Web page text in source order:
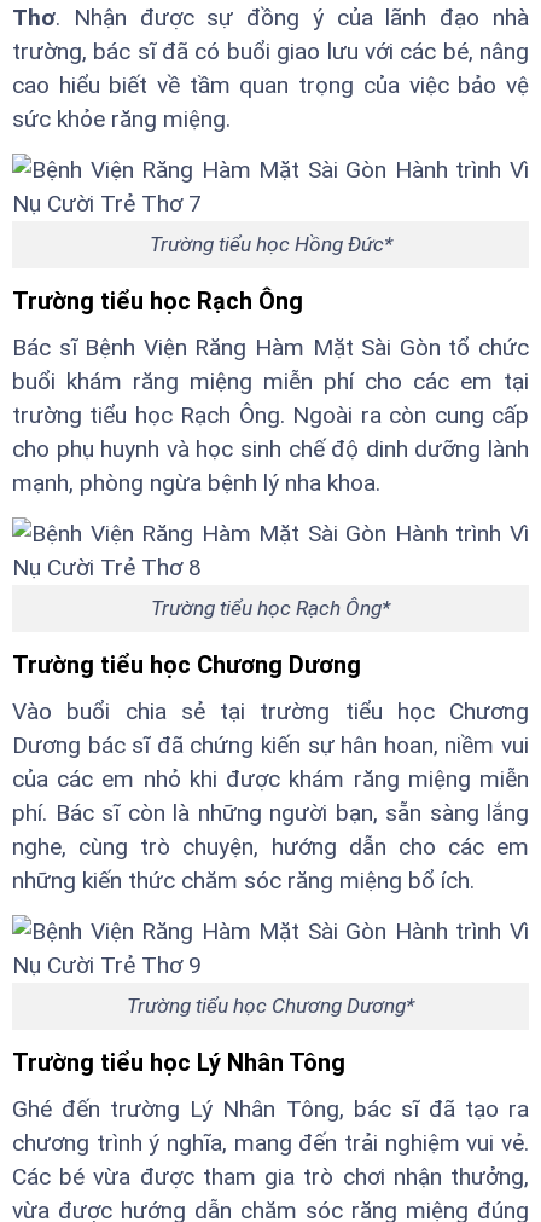
Thơ. Nhận được sự đồng ý của lãnh đạo nhà
trường, bác sĩ đã có buổi giao lưu với các bé, nâng
cao hiểu biết về tầm quan trọng của việc bảo vệ
sức khỏe răng miệng.
Trường tiểu học Hồng Đức*
Trường tiểu học Rạch Ông
Bác sĩ Bệnh Viện Răng Hàm Mặt Sài Gòn tổ chức
buổi khám răng miệng miễn phí cho các em tại
trường tiểu học Rạch Ông. Ngoài ra còn cung cấp
cho phụ huynh và học sinh chế độ dinh dưỡng lành
mạnh, phòng ngừa bệnh lý nha khoa.
Trường tiểu học Rạch Ông*
Trường tiểu học Chương Dương
Vào buổi chia sẻ tại trường tiểu học Chương
Dương bác sĩ đã chứng kiến sự hân hoan, niềm vui
của các em nhỏ khi được khám răng miệng miễn
phí. Bác sĩ còn là những người bạn, sẵn sàng lắng
nghe, cùng trò chuyện, hướng dẫn cho các em
những kiến thức chăm sóc răng miệng bổ ích.
Trường tiểu học Chương Dương*
Trường tiểu học Lý Nhân Tông
Ghé đến trường Lý Nhân Tông, bác sĩ đã tạo ra
chương trình ý nghĩa, mang đến trải nghiệm vui vẻ.
Các bé vừa được tham gia trò chơi nhận thưởng,
vừa được hướng dẫn chăm sóc răng miệng đúng